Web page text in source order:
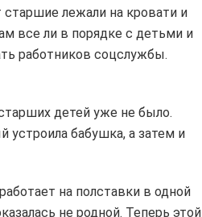
лежали на кровати и
все ли в порядке с детьми и
работников соцслужбы.
детей уже не было.
бабушка, а затем и
на полставки в одной
не родной. Теперь этой